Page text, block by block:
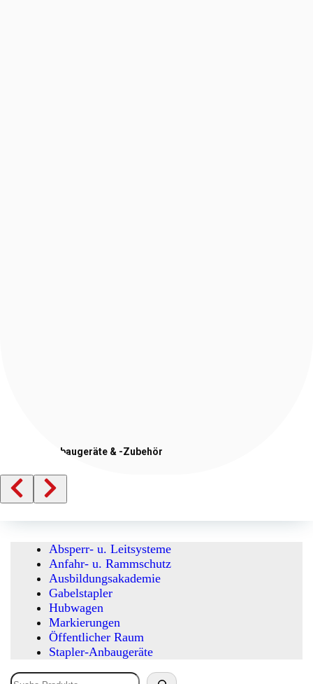
Stapler-Anbaugeräte & -Zubehör
Absperr- u. Leitsysteme
Anfahr- u. Rammschutz
Ausbildungsakademie
Gabelstapler
Hubwagen
Markierungen
Öffentlicher Raum
Stapler-Anbaugeräte
Suchen